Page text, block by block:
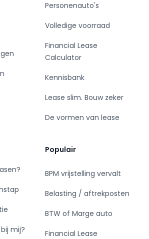
mij?
Personenauto's
Volledige voorraad
Financial Lease
Calculator
Kennisbank
Lease slim. Bouw zeker
De vormen van lease
Populair
BPM vrijstelling vervalt
Belasting / aftrekposten
BTW of Marge auto
Financial Lease